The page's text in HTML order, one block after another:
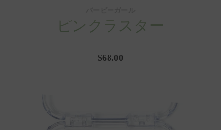
ピンクラスター
$68.00